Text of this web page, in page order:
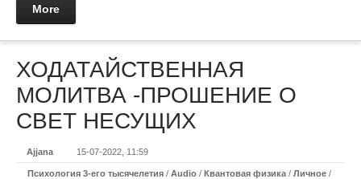
More
ХОДАТАЙСТВЕННАЯ
МОЛИТВА -ПРОШЕНИЕ О
СВЕТ НЕСУЩИХ
Ajjana 15-07-2022, 11:59
Психология 3-его тысячелетия / Audio / Квантовая физика / Личное /